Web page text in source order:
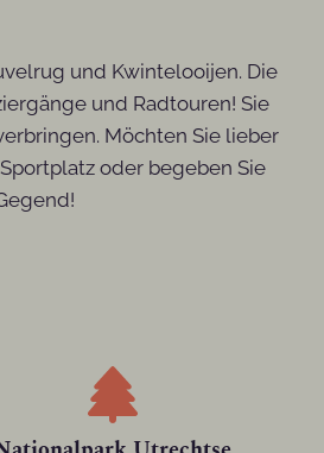
und Kwintelooijen. Die
und Radtouren! Sie
Möchten Sie lieber
oder begeben Sie